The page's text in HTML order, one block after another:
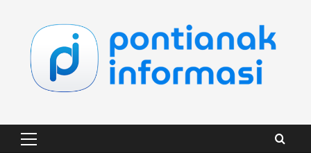
content
Primary